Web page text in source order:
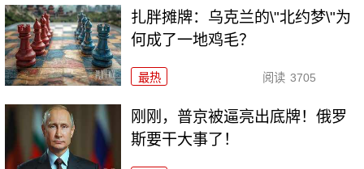
扎胖摊牌：乌克兰的\"北约梦\"为
何成了一地鸡毛？
最热 阅读 3705
刚刚，普京被逼亮出底牌！俄罗
斯要干大事了！